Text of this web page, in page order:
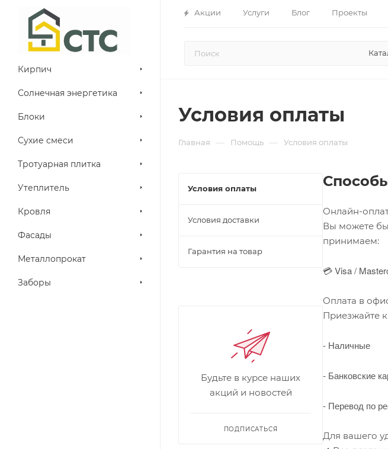
Акции Услуги Блог Проекты
Кирпич
Солнечная энергетика
Блоки
Сухие смеси
Тротуарная плитка
Утеплитель
Кровля
Фасады
Металлопрокат
Заборы
Условия оплаты
Главная — Помощь — Условия оплаты
Онлайн-
Вы можете
принимаем:
💳 Visa /
Оплата в
Приезжайте
- Наличные
- Банковские
- Перевод по
Для вашего
Условия оплаты
Условия доставки
Гарантия на товар
Будьте в курсе наших
акций и новостей
ПОДПИСАТЬСЯ